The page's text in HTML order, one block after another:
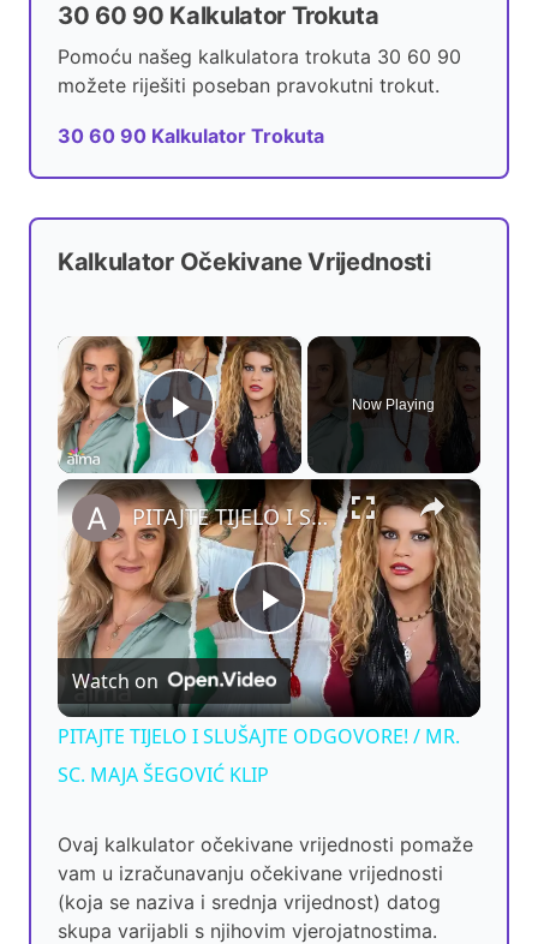
30 60 90 Kalkulator Trokuta
Pomoću našeg kalkulatora trokuta 30 60 90
možete riješiti poseban pravokutni trokut.
30 60 90 Kalkulator Trokuta
Kalkulator Očekivane Vrijednosti
×
Play Video
Now Playing
×
P
l
y
V
PITAJTE TIJELO I SLUŠAJTE ODGOVORE! / MR. SC. MAJA ŠEGOVIĆ KLIP
Watch on
PITAJTE TIJELO I SLUŠAJTE ODGOVORE! / MR.
SC. MAJA ŠEGOVIĆ KLIP
Ovaj kalkulator očekivane vrijednosti pomaže
vam u izračunavanju očekivane vrijednosti
(koja se naziva i srednja vrijednost) datog
skupa varijabli s njihovim vjerojatnostima.